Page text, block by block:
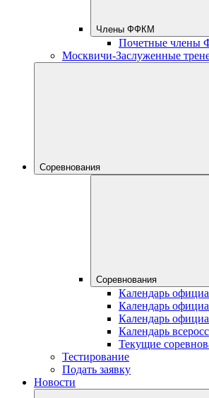
Члены ФФКМ
Почетные
Москвичи-Заслуженные
Соревнования
Соревнования
Календарь
Календарь
Календарь
Календарь
Текущие
Тестирование
Подать заявку
Новости